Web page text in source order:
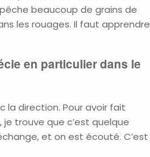
beaucoup de grains de
les rouages. Il faut apprendre
en particulier dans le
la direction. Pour avoir fait
trouve que c’est quelque
et on est écouté. C’est